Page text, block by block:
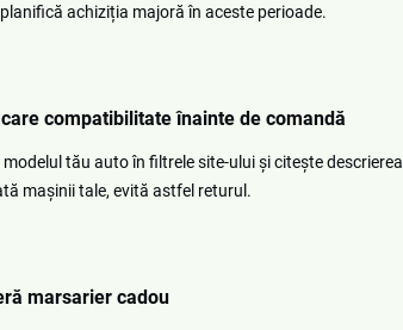
achiziția majoră în aceste perioade.
compatibilitate înainte de comandă
tău auto în filtrele site-ului și citește
mașinii tale, evită astfel returul.
marsarier cadou